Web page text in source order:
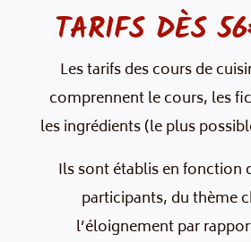
TARIFS DÈS
Les tarifs des cours de
comprennent le cours, les
les ingrédients (le plus
Ils sont établis en fonction
participants, du thème
l’éloignement par